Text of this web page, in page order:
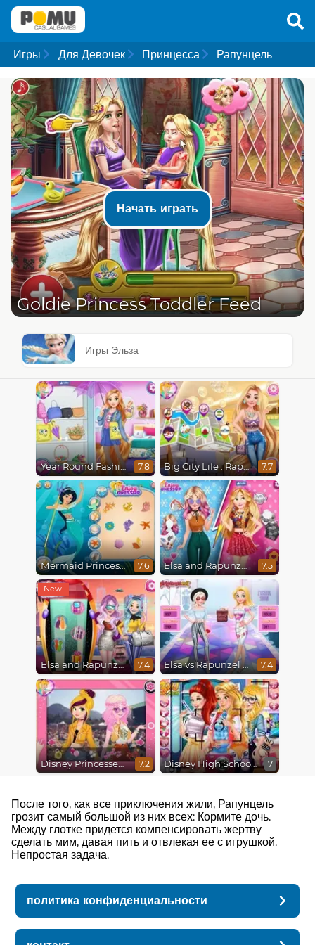
Игры Для Девочек Принцесса Рапунцель
Начать играть
Goldie Princess Toddler Feed
Игры Эльза
Year Round Fashionista Rapunzel 7.8 Big City Life : Rapunzel 7.7
Mermaid Princesses 7.6 Elsa and Rapunzel Princess Rivalry 7.5
Elsa and Rapunzel Future Fashion 7.4 Elsa vs Rapunzel Fashion Game 7.4
Disney Princesses : Boho vs Edgy 7.2 Disney High School Love 7
После того, как все приключения жили, Рапунцель
грозит самый большой из них всех: Кормите дочь.
Между глотке придется компенсировать жертву
сделать мим, давая пить и отвлекая ее с игрушкой.
Непростая задача.
политика конфиденциальности